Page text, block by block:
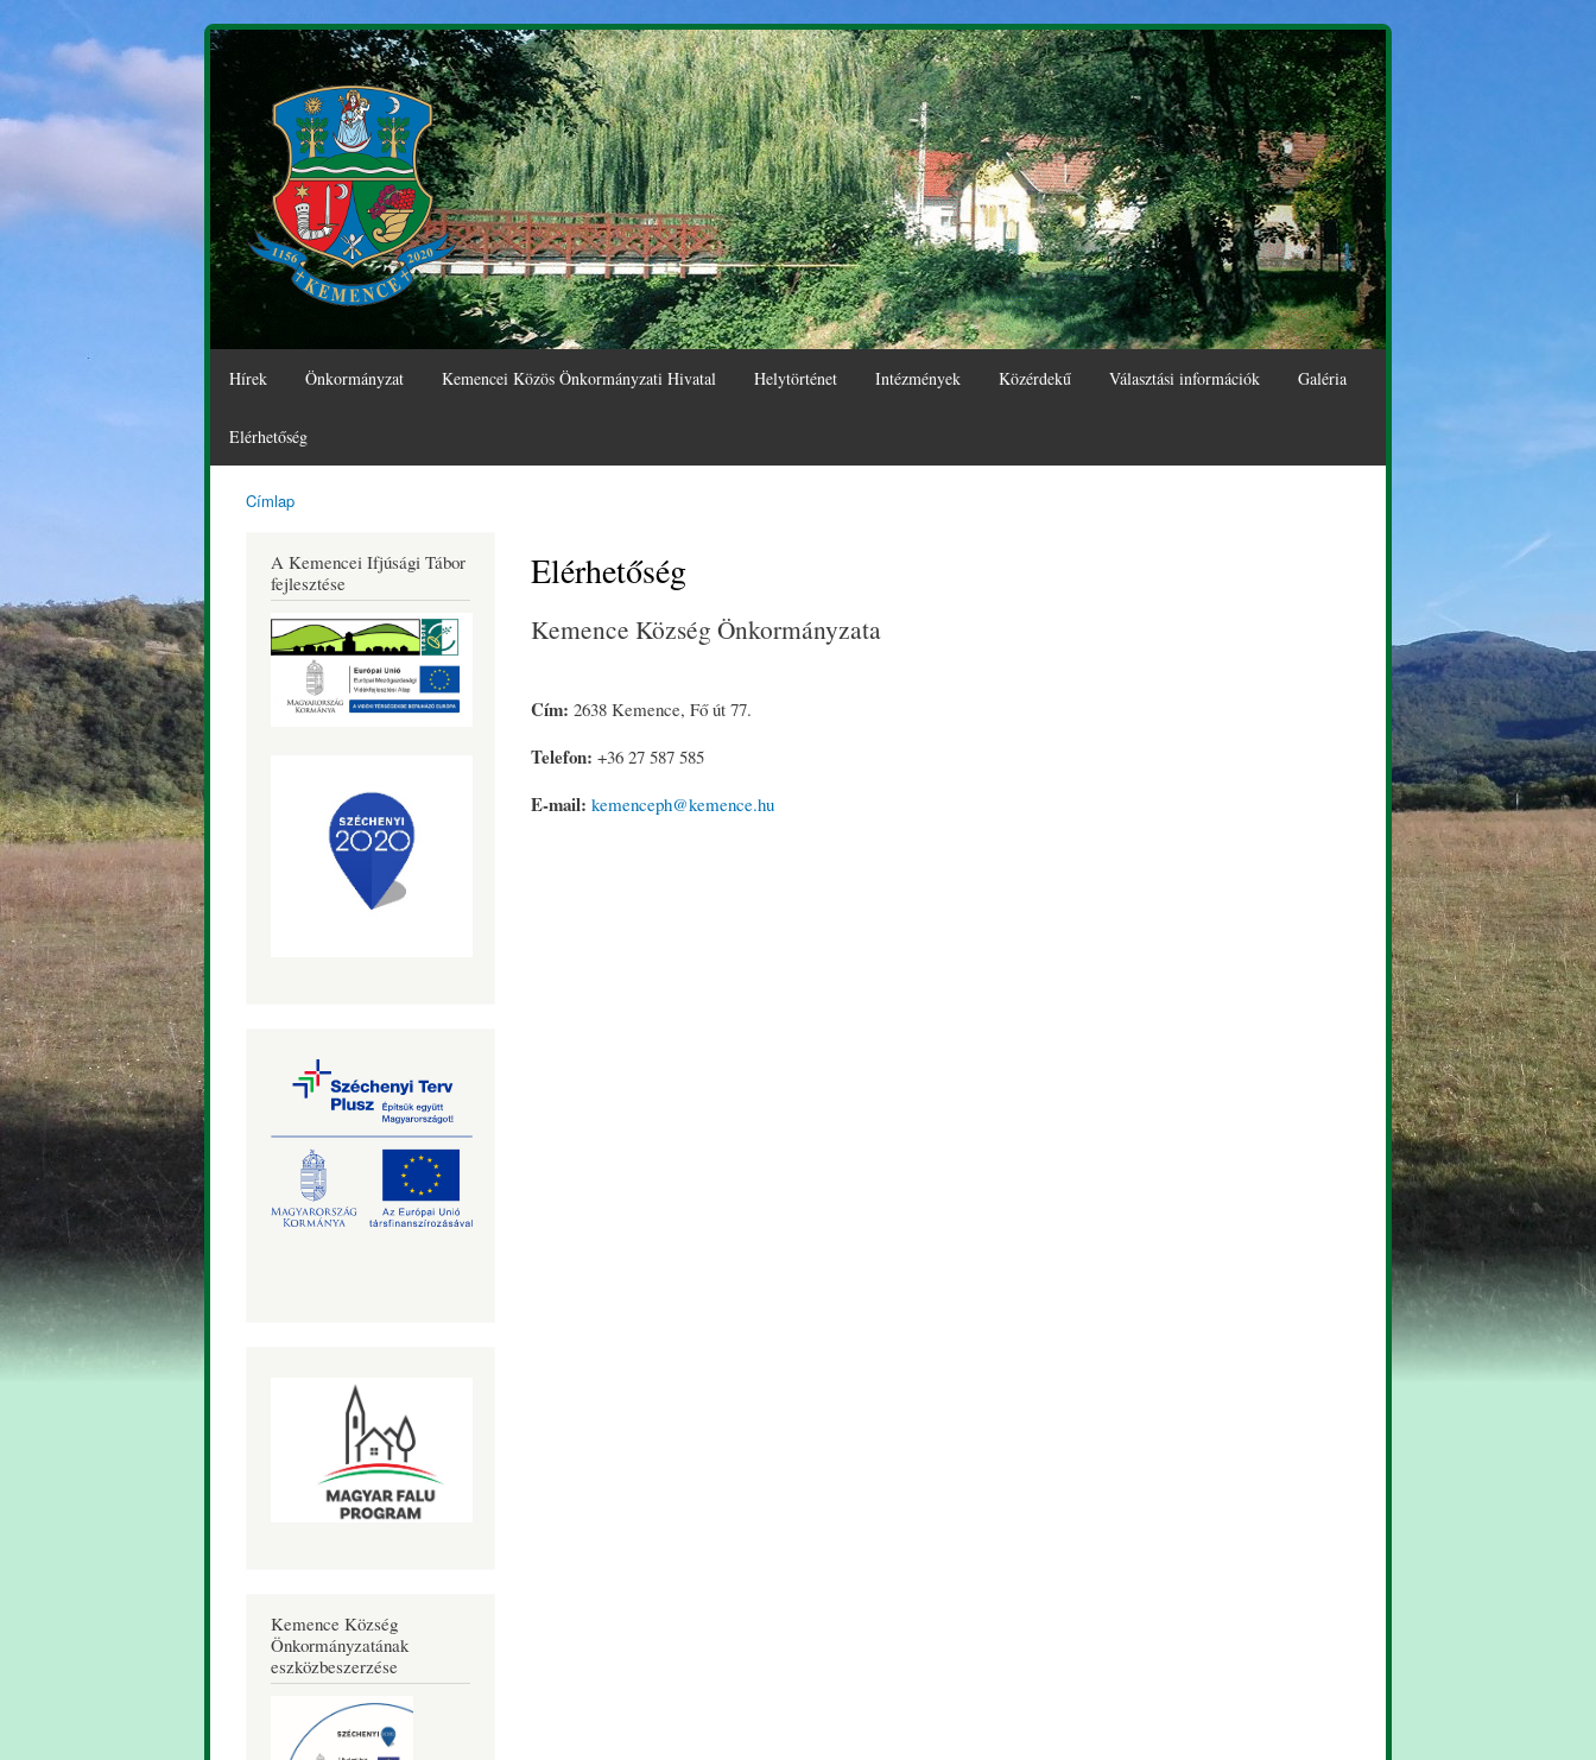
Ugrás a
tartalomra
Hírek Önkormányzat Kemencei Közös Önkormányzati Hivatal Helytörténet Intézmények Közérdekű Választási információk Galéria
Elérhetőség
Kemence
Község
Honlapja
Címlap
A Kemencei Ifjúsági Tábor
fejlesztése
Kemence Község
Önkormányzatának
eszközbeszerzése
Elérhetőség
Kemence Község Önkormányzata
Cím: 2638 Kemence, Fő út 77.
Telefon: +36 27 587 585
E-mail: kemenceph@kemence.hu